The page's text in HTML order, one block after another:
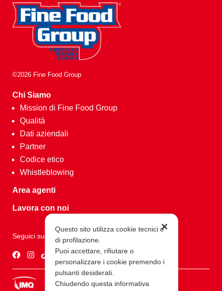
©2026 Fine Food Group
Chi Siamo
Mission di Fine Food Group
Qualità
Dati aziendali
Partner
Codice etico
Whistleblowing
Area agenti
Lavora con noi
Seguici su
✕
Questo sito utilizza cookie tecnici e
di profilazione.
Puoi accettare, rifiutare o
personalizzare i cookie premendo i
pulsanti desiderati.
Chiudendo questa informativa